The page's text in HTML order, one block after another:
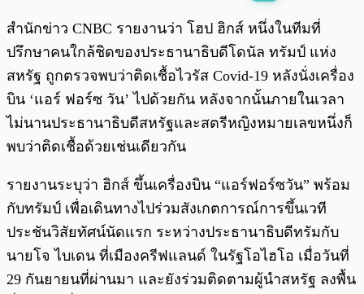
พร้อมเล่น 0:00 / 0:00
สำนักข่าว CNBC รายงานว่า โฮป ฮิกส์ หนึ่งในทีมที่
ปรึกษาคนใกล้ชิดของประธานาธิบดีโดนัล ทรัมป์ แห่ง
สหรัฐ ถูกตรวจพบว่าติดเชื้อไวรัส Covid-19 หลังนั่งเครื่อง
บิน ‘แอร์ ฟอร์ซ วัน’ ไปด้วยกัน หลังจากนั้นภายในเวลา
ไม่นานประธานาธิบดีสหรัฐและสตรีหญิงหมายเลขหนึ่งก็
พบว่าติดเชื้อด้วยเช่นเดียวกัน
รายงานระบุว่า ฮิกส์ ขึ้นเครื่องบิน “แอร์ฟอร์ซวัน” พร้อม
กับทรัมป์ เพื่อเดินทางไปร่วมสังเกตการณ์การขึ้นเวที
ประชันวิสัยทัศน์นัดแรก ระหว่างประธานาธิบดีทรัมกับ
นายโจ ไบเดน ที่เมืองครีฟแลนด์ ในรัฐโอไฮโอ เมื่อวันที่
29 กันยายนที่ผ่านมา และยังร่วมติดตามผู้นำสหรัฐ ลงพื้น